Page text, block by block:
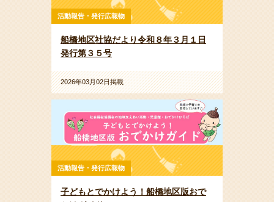
活動報告・発行広報物
船橋地区社協だより令和８年３月１日
発行第３５号
2026年03月02日掲載
活動報告・発行広報物
子どもとでかけよう！船橋地区版おで